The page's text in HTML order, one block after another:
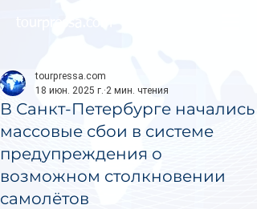
В Санкт-Петербурге начались
массовые сбои в системе
предупреждения о
возможном столкновении
самолётов
tourpressa.com
18 июн. 2025 г. 2 мин. чтения